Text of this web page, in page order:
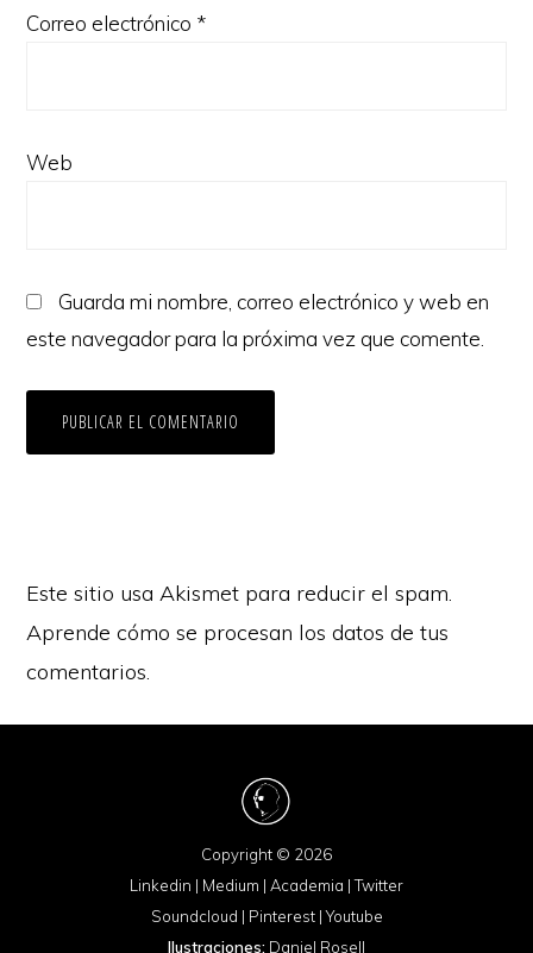
Correo electrónico *
Web
Guarda mi nombre, correo electrónico y web en
este navegador para la próxima vez que comente.
Este sitio usa Akismet para reducir el spam.
Aprende cómo se procesan los datos de tus
comentarios.
Copyright © 2026
Linkedin | Medium | Academia |Twitter
Soundcloud | Pinterest|Youtube
Ilustraciones: Daniel Rosell